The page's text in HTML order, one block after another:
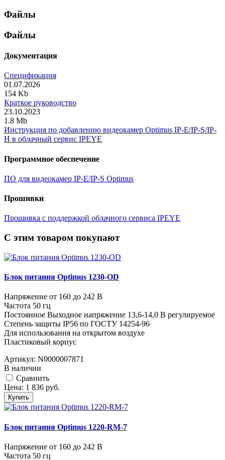
Файлы
Файлы
Документация
Спецификация
01.07.2026
154 Kb
Краткое руководство
23.10.2023
1.8 Mb
Инструкция по добавлению видеокамер Optimus IP-E/IP-S/IP-
H в облачный сервис IPEYE
Программное обеспечение
ПО для видеокамер IP-E/IP-S Optimus
Прошивки
Прошивка с поддержкой облачного сервиса IPEYE
C этим товаром покупают
Блок питания Optimus 1230-OD
Напряжение от 160 до 242 В
Частота 50 гц
Постоянное Выходное напряжение 13,6-14,0 В регулируемое
Степень защиты IP56 по ГОСТУ 14254-96
Для использования на открытом воздухе
Пластиковый корпус
Артикул: N0000007871
В наличии
Cравнить
Цена: 1 836 руб.
Купить
Блок питания Optimus 1220-RM-7
Напряжение от 160 до 242 В
Частота 50 гц